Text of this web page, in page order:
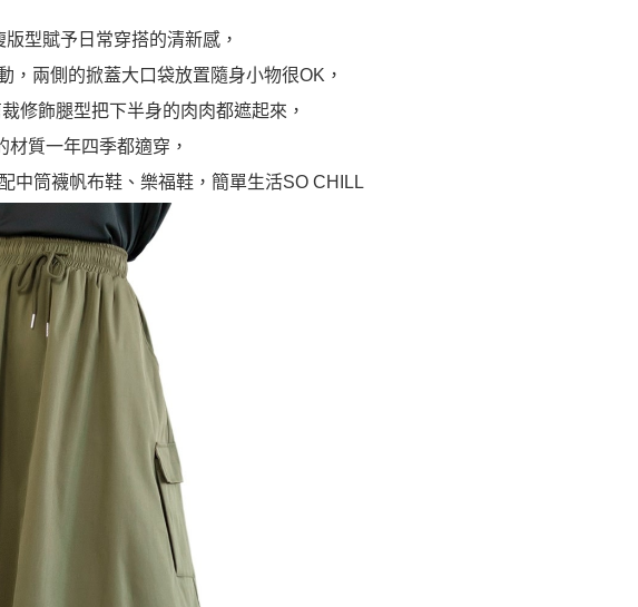
型賦予日常穿搭的清新感，
，兩側的掀蓋大口袋放置隨身小物很OK，
修飾腿型把下半身的肉肉都遮起來，
材質一年四季都適穿，
中筒襪帆布鞋、樂福鞋，簡單生活SO CHILL